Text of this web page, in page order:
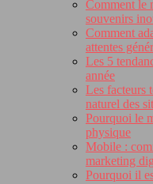
Comment le
souvenirs
Comment
attentes
Les 5
année
Les facteurs
naturel des
Pourquoi le
physique
Mobile :
marketing
Pourquoi il